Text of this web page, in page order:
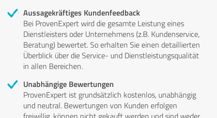
Aussagekräftiges Kundenfeedback
Bei ProvenExpert wird die gesamte Leistung eines
Dienstleisters oder Unternehmens (z.B. Kundenservice,
Beratung) bewertet. So erhalten Sie einen detaillierten
Überblick über die Service- und Dienstleistungsqualität
in allen Bereichen.
Unabhängige Bewertungen
ProvenExpert ist grundsätzlich kostenlos, unabhängig
und neutral. Bewertungen von Kunden erfolgen